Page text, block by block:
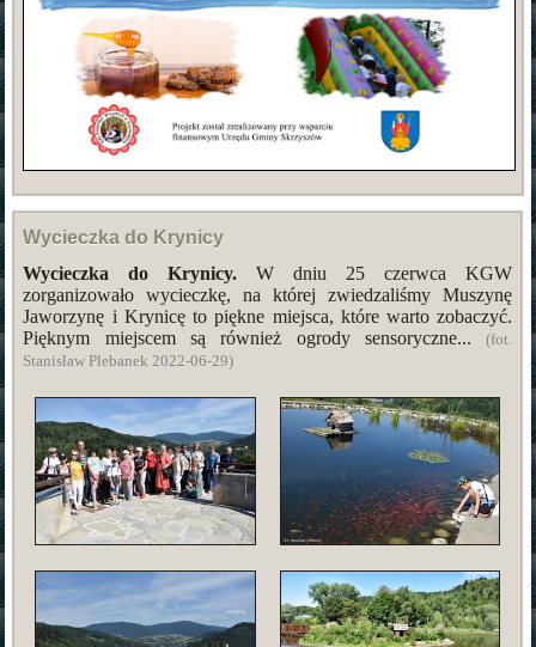
Wycieczka do Krynicy
Wycieczka do Krynicy. W dniu 25 czerwca KGW
zorganizowało wycieczkę, na której zwiedzaliśmy Muszynę
Jaworzynę i Krynicę to piękne miejsca, które warto zobaczyć.
Pięknym miejscem są również ogrody sensoryczne...(fot.
Stanisław Plebanek 2022-06-29)